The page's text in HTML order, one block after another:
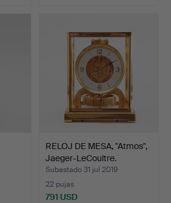
RELOJ DE MESA, "Atmos",
Jaeger-LeCoultre.
Subastado 31 jul 2019
22 pujas
791 USD